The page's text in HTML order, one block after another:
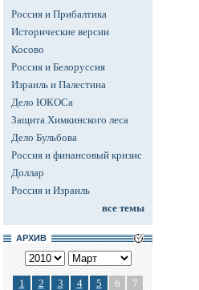
Россия и Прибалтика
Исторические версии
Косово
Россия и Белоруссия
Израиль и Палестина
Дело ЮКОСа
Защита Химкинского леса
Дело Бульбова
Россия и финансовый кризис
Доллар
Россия и Израиль
все темы
АРХИВ
1 2 3 4 5 6
7